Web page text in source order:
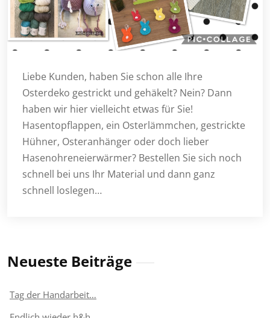
Liebe Kunden, haben Sie schon alle Ihre
Osterdeko gestrickt und gehäkelt? Nein? Dann
haben wir hier vielleicht etwas für Sie!
Hasentopflappen, ein Osterlämmchen, gestrickte
Hühner, Osteranhänger oder doch lieber
Hasenohreneierwärmer? Bestellen Sie sich noch
schnell bei uns Ihr Material und dann ganz
schnell loslegen…
Neueste Beiträge
Tag der Handarbeit…